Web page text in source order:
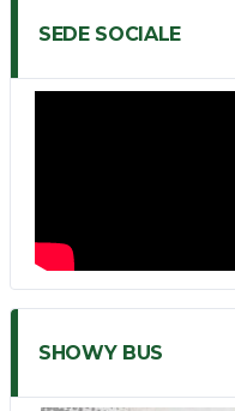
SEDE SOCIALE
SHOWY BUS